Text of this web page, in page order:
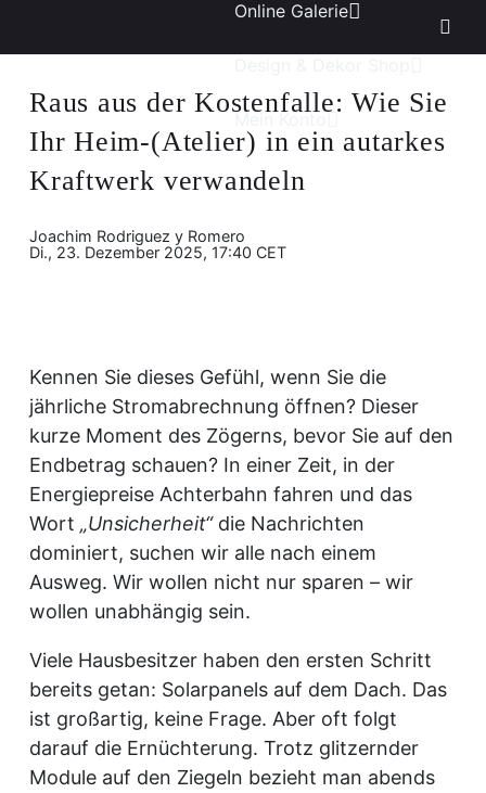
Online Galerie
Raus aus der Kostenfalle: Wie Sie
Ihr Heim-(Atelier) in ein autarkes
Kraftwerk verwandeln
Joachim Rodriguez y Romero
Di., 23. Dezember 2025, 17:40 CET
Kennen Sie dieses Gefühl, wenn Sie die
jährliche Stromabrechnung öffnen? Dieser
kurze Moment des Zögerns, bevor Sie auf den
Endbetrag schauen? In einer Zeit, in der
Energiepreise Achterbahn fahren und das
Wort „Unsicherheit“die Nachrichten
dominiert, suchen wir alle nach einem
Ausweg. Wir wollen nicht nur sparen – wir
wollen unabhängig sein.
Viele Hausbesitzer haben den ersten Schritt
bereits getan: Solarpanels auf dem Dach. Das
ist großartig, keine Frage. Aber oft folgt
darauf die Ernüchterung. Trotz glitzernder
Module auf den Ziegeln bezieht man abends